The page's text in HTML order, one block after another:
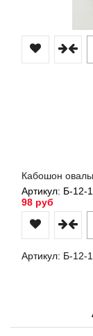
Кабошон
Артикул: Б-12-
98 руб
Артикул: Б-12-